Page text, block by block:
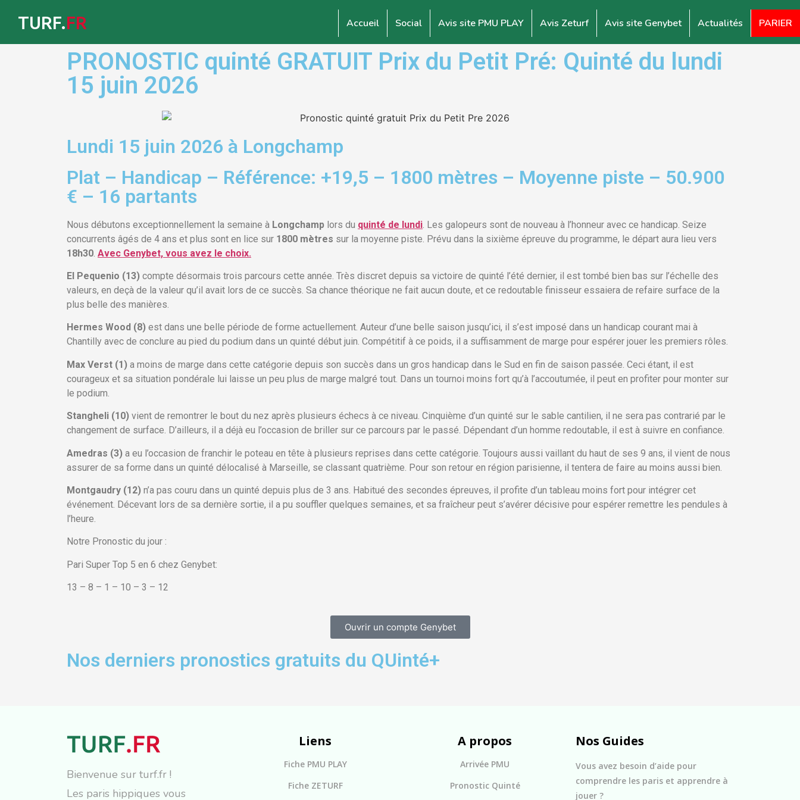
TURF.FR Accueil Social Avis site PMU PLAY Avis Zeturf Avis site Genybet Actualités PARIER
PRONOSTIC quinté GRATUIT Prix du Petit Pré: Quinté du lundi
15 juin 2026
Lundi 15 juin 2026 à Longchamp
Plat – Handicap – Référence: +19,5 – 1800 mètres – Moyenne piste – 50.900
€ – 16 partants
Nous débutons exceptionnellement la semaine à Longchamp lors du quinté de lundi . Les galopeurs sont de nouveau à l’honneur avec ce handicap. Seize
concurrents âgés de 4 ans et plus sont en lice sur 1800 mètres sur la moyenne piste. Prévu dans la sixième épreuve du programme, le départ aura lieu vers
18h30 Avec Genybet, vous avez le choix.
El Pequenio (13) compte désormais trois parcours cette année. Très discret depuis sa victoire de quinté l’été dernier, il est tombé bien bas sur l’échelle des
valeurs, en deçà de la valeur qu’il avait lors de ce succès. Sa chance théorique ne fait aucun doute, et ce redoutable finisseur essaiera de refaire surface de la
plus belle des manières.
Hermes Wood (8) est dans une belle période de forme actuellement. Auteur d’une belle saison jusqu’ici, il s’est imposé dans un handicap courant mai à
Chantilly avec de conclure au pied du podium dans un quinté début juin. Compétitif à ce poids, il a suffisamment de marge pour espérer jouer les premiers rôles.
Max Verst (1) a moins de marge dans cette catégorie depuis son succès dans un gros handicap dans le Sud en fin de saison passée. Ceci étant, il est
courageux et sa situation pondérale lui laisse un peu plus de marge malgré tout. Dans un tournoi moins fort qu’à l’accoutumée, il peut en profiter pour monter sur
le podium.
Stangheli (10) vient de remontrer le bout du nez après plusieurs échecs à ce niveau. Cinquième d’un quinté sur le sable cantilien, il ne sera pas contrarié par le
changement de surface. D’ailleurs, il a déjà eu l’occasion de briller sur ce parcours par le passé. Dépendant d’un homme redoutable, il est à suivre en confiance.
Amedras (3) a eu l’occasion de franchir le poteau en tête à plusieurs reprises dans cette catégorie. Toujours aussi vaillant du haut de ses 9 ans, il vient de nous
assurer de sa forme dans un quinté délocalisé à Marseille, se classant quatrième. Pour son retour en région parisienne, il tentera de faire au moins aussi bien.
Montgaudry (12) n’a pas couru dans un quinté depuis plus de 3 ans. Habitué des secondes épreuves, il profite d’un tableau moins fort pour intégrer cet
événement. Décevant lors de sa dernière sortie, il a pu souffler quelques semaines, et sa fraîcheur peut s’avérer décisive pour espérer remettre les pendules à
l’heure.
Notre Pronostic du jour :
Pari Super Top 5 en 6 chez Genybet:
13 – 8 – 1 – 10 – 3 – 12
Ouvrir un compte Genybet
Nos derniers pronostics gratuits du QUinté+
Bienvenue sur turf.fr !
Les paris hippiques vous
Liens
Fiche PMU PLAY
Fiche ZETURF
A propos
Arrivée PMU
Pronostic Quinté
Nos Guides
Vous avez besoin d’aide pour
comprendre les paris et apprendre à
jouer ?